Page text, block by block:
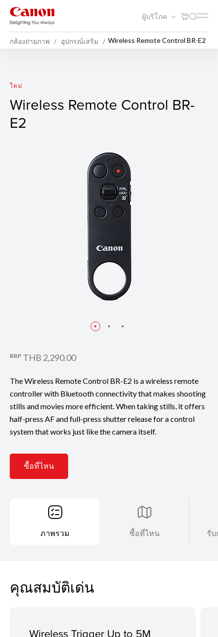
ผู้บริโภค
กล้องถ่ายภาพ อุปกรณ์เสริม Wireless Remote Control BR-E2
Wireless Remote Control
ใหม่
Wireless Remote Control BR-
E2
RRP THB 2,290.00
The Wireless Remote Control BR-E2 is a wireless remote
controller with Bluetooth connectivity that makes shooting
stills and movies more efficient. When taking stills, it offers
half-press AF and full-press shutter release for a control
system that works just like the camera itself.
ซื้อที่ไหน
ภาพรวม ซื้อที่ไหน รับ
คุณสมบัติเด่น
Wireless Trigger Up to 5M